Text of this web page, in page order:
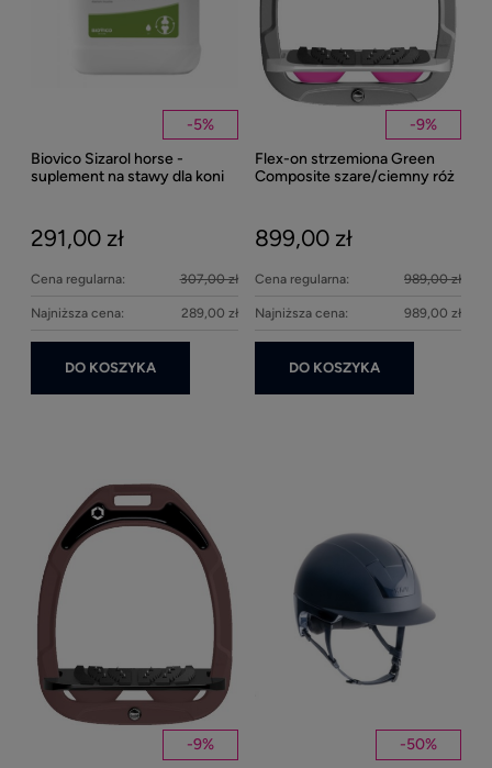
-5%
Biovico Sizarol horse -
suplement na stawy dla koni
291,00 zł
Cena regularna: 307,00 zł
Najniższa cena: 289,00 zł
DO KOSZYKA
-9%
Flex-on strzemiona Green
Composite szare/ciemny róż
899,00 zł
Cena regularna: 989,00 zł
Najniższa cena: 989,00 zł
DO KOSZYKA
-9%
-50%